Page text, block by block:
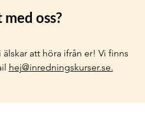
oss?
att höra ifrån er! Vi finns
hej@inredningskurser.se.